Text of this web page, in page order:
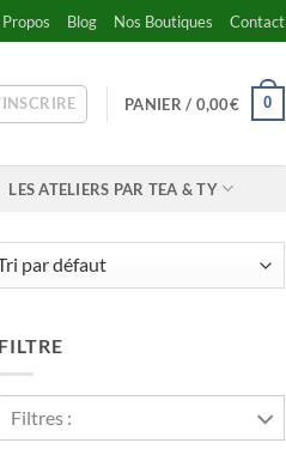
Blog Nos Boutiques Contact
PANIER / 0,00€ 0
LES ATELIERS PAR TEA & TY
FILTRE
Filtres :